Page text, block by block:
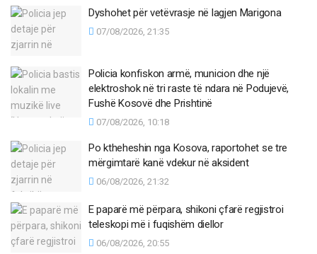
Dyshohet për vetëvrasje në lagjen Marigona
07/08/2026, 21:35
Policia konfiskon armë, municion dhe një
elektroshok në tri raste të ndara në Podujevë,
Fushë Kosovë dhe Prishtinë
07/08/2026, 10:18
Po ktheheshin nga Kosova, raportohet se tre
mërgimtarë kanë vdekur në aksident
06/08/2026, 21:32
E paparë më përpara, shikoni çfarë regjistroi
teleskopi më i fuqishëm diellor
06/08/2026, 20:55